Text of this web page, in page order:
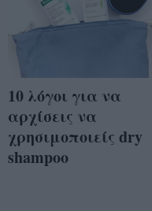
10 λόγοι για να
αρχίσεις να
χρησιμοποιείς dry
shampoo